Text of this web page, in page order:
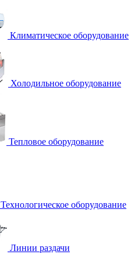
Климатическое оборудование
Холодильное оборудование
Тепловое оборудование
Технологическое оборудование
Линии раздачи